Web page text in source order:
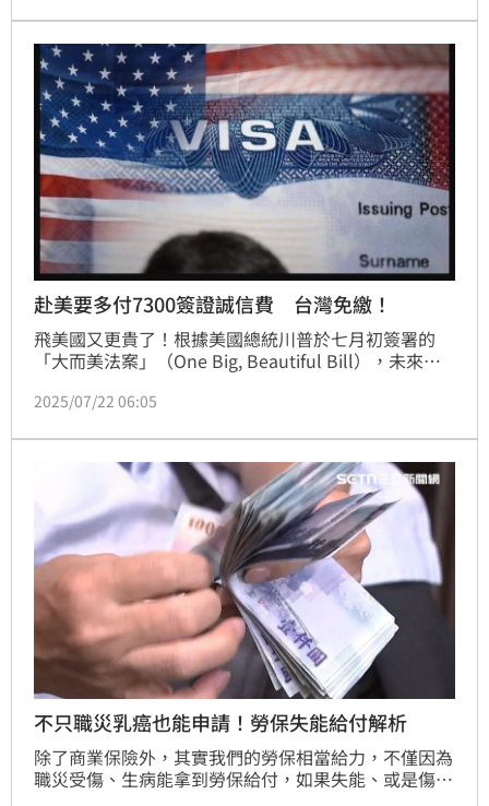
赴美要多付7300簽證誠信費 台灣免繳！
飛美國又更貴了！根據美國總統川普於七月初簽署的
「大而美法案」（One Big, Beautiful Bill），未來前
付一筆250美元（約7368台幣）的「簽證誠信費」。美
專家擔心新的簽證誠信費恐對這兩項重要的世界級賽事
造成負面影響。
2025/07/22 06:05
不只職災乳癌也能申請！勞保失能給付解析
除了商業保險外，其實我們的勞保相當給力，不僅因為
職災受傷、生病能拿到勞保給付，如果失能、或是傷病